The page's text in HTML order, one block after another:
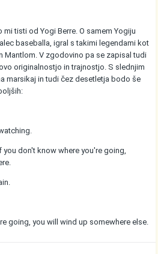
tisti od Yogi Berre. O samem Yogiju
baseballa, igral s takimi legendami kot
Mantlom. V zgodovino pa se zapisal tudi
originalnostjo in trajnostjo. S slednjim
marsikaj in tudi čez desetletja bodo še
you don't know where you're going,
going, you will wind up somewhere else.